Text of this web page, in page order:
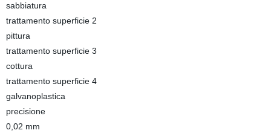
sabbiatura
trattamento superficie 2
pittura
trattamento superficie 3
cottura
trattamento superficie 4
galvanoplastica
precisione
0,02 mm